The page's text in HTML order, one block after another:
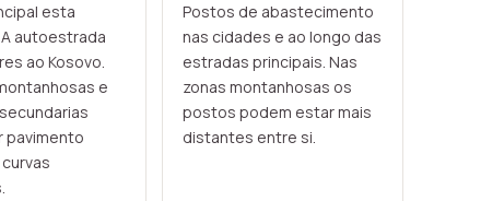
esta
autoestrada
ao Kosovo.
e
pavimento
Postos de abastecimento
nas cidades e ao longo das
estradas principais. Nas
zonas montanhosas os
postos podem estar mais
distantes entre si.